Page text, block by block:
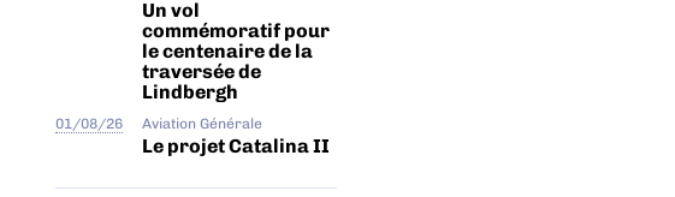
Un vol
commémoratif pour
le centenaire de la
traversée de
Lindbergh
01/08/26 Aviation Générale
Le projet Catalina II